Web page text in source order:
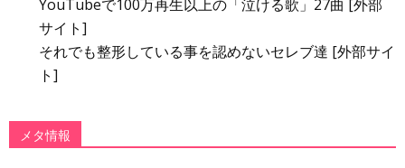
YouTubeで100万再生以上の「泣ける歌」27曲 [外部
サイト]
それでも整形している事を認めないセレブ達 [外部サイ
ト]
メタ情報